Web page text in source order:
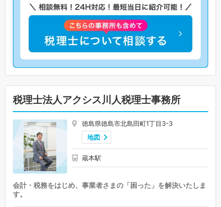
税理士法人アクシス川人税理士事務所
徳島県徳島市北島田町1丁目3-3
地図
蔵本駅
会計・税務をはじめ、事業者さまの「困った」を解決いたしま
す。